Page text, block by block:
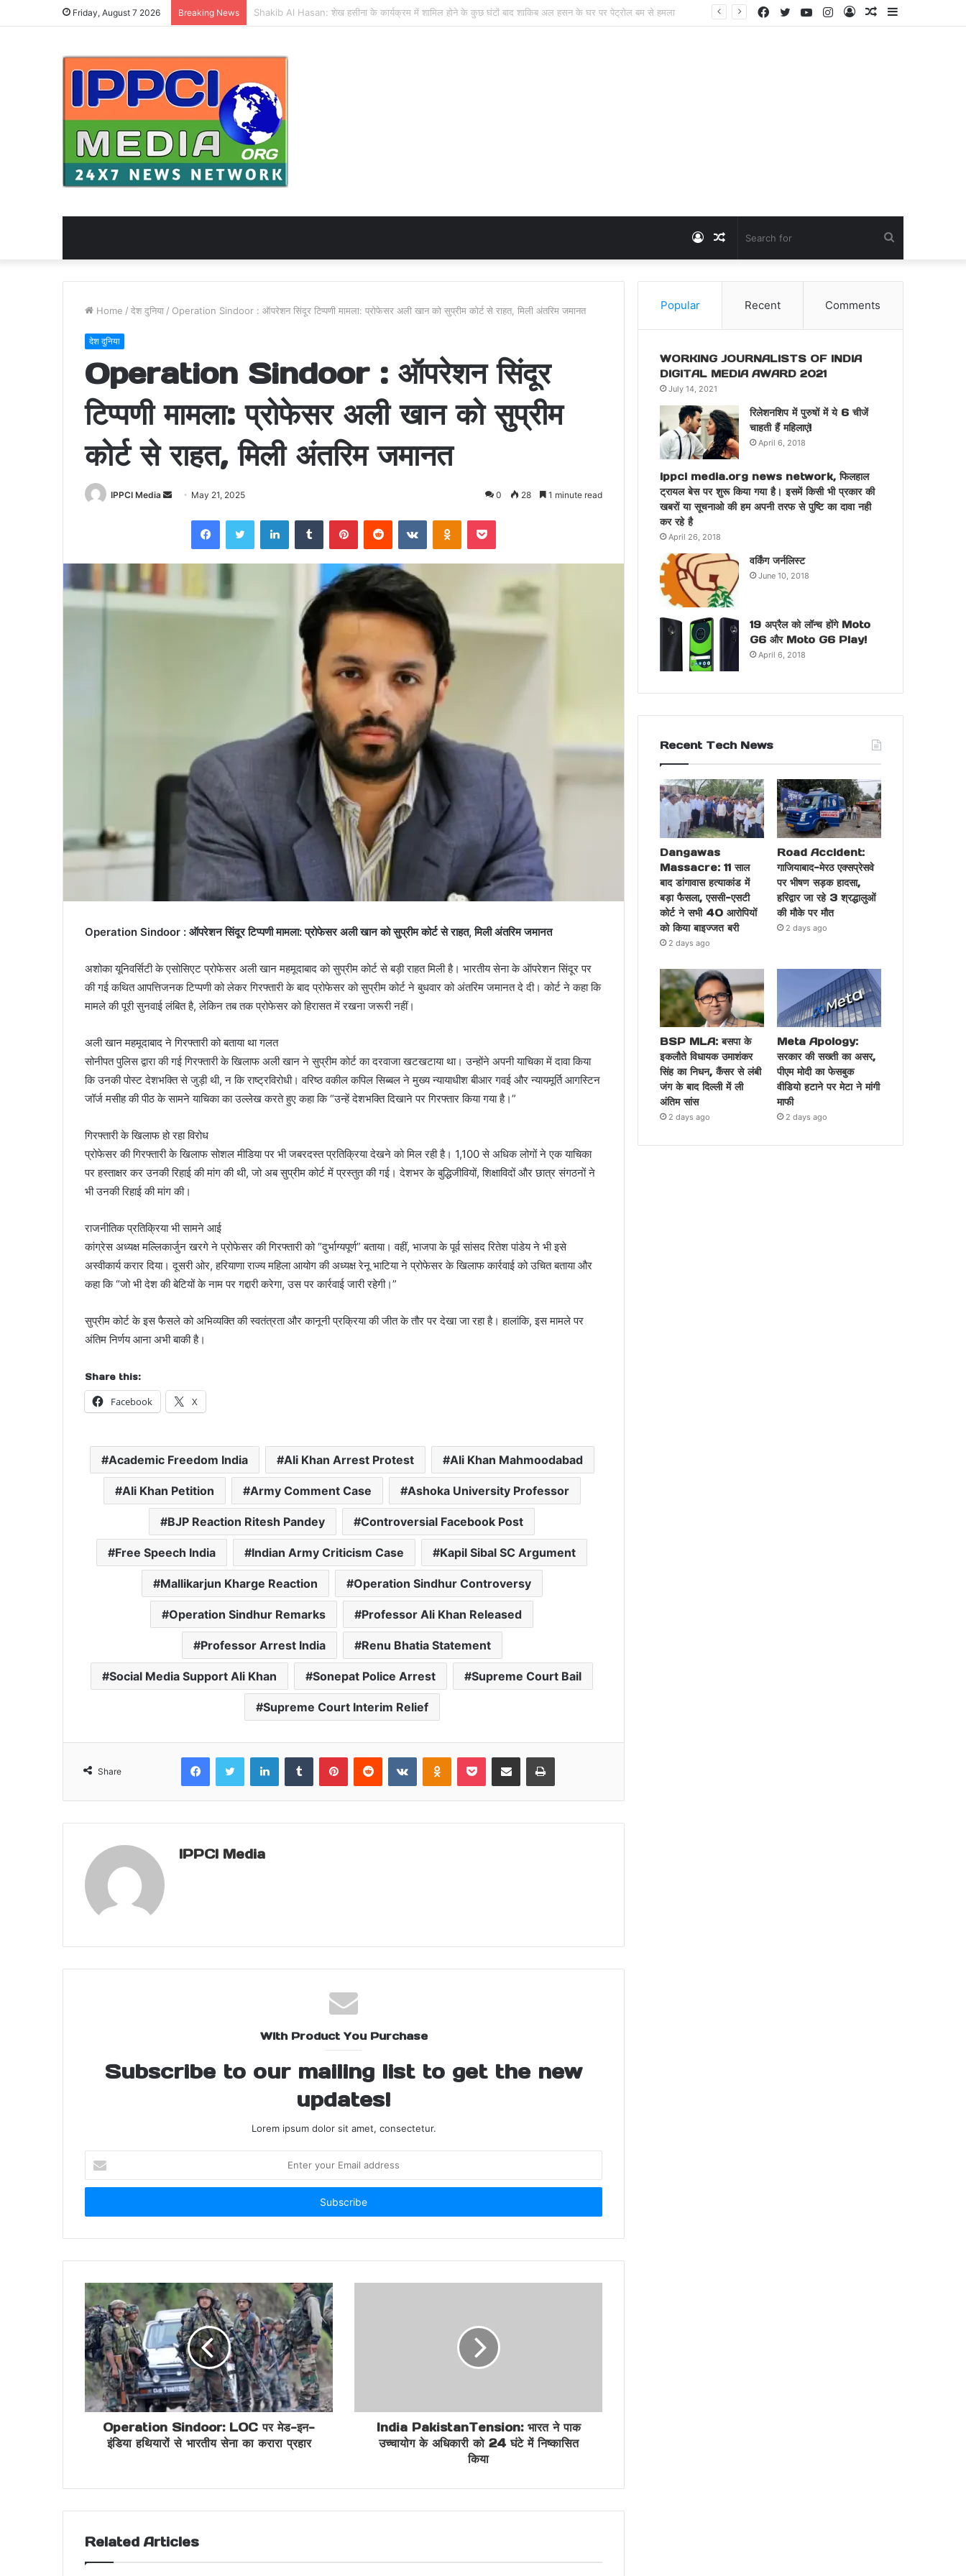
Friday, August 7 2026 Breaking News Sidebar
Random
Log
Instagram
YouTube
Twitter
Facebook
for
Random
Article
Log
In
Home / देश दुनिया / Operation Sindoor : ऑपरेशन सिंदूर टिप्पणी मामला: प्रोफेसर अली खान को सुप्रीम कोर्ट से राहत, मिली अंतरिम जमानत
देश दुनिया
Operation Sindoor : ऑपरेशन सिंदूर
टिप्पणी मामला: प्रोफेसर अली खान को सुप्रीम
कोर्ट से राहत, मिली अंतरिम जमानत
IPPCI Media
Send May 21, 2025 0 28 1 minute read
FacebookTwitter LinkedInTumblr PinterestReddit VKontakteOdnoklassniki
Pocket
Operation Sindoor : ऑपरेशन सिंदूर टिप्पणी मामला: प्रोफेसर अली खान को सुप्रीम कोर्ट से राहत, मिली अंतरिम जमानत
अशोका यूनिवर्सिटी के एसोसिएट प्रोफेसर अली खान महमूदाबाद को सुप्रीम कोर्ट से बड़ी राहत मिली है। भारतीय सेना के ऑपरेशन सिंदूर पर
की गई कथित आपत्तिजनक टिप्पणी को लेकर गिरफ्तारी के बाद प्रोफेसर को सुप्रीम कोर्ट ने बुधवार को अंतरिम जमानत दे दी। कोर्ट ने कहा कि
मामले की पूरी सुनवाई लंबित है, लेकिन तब तक प्रोफेसर को हिरासत में रखना जरूरी नहीं।
अली खान महमूदाबाद ने गिरफ्तारी को बताया था गलत
सोनीपत पुलिस द्वारा की गई गिरफ्तारी के खिलाफ अली खान ने सुप्रीम कोर्ट का दरवाजा खटखटाया था। उन्होंने अपनी याचिका में दावा किया
कि उनकी पोस्ट देशभक्ति से जुड़ी थी, न कि राष्ट्रविरोधी। वरिष्ठ वकील कपिल सिब्बल ने मुख्य न्यायाधीश बीआर गवई और न्यायमूर्ति आगस्टिन
जॉर्ज मसीह की पीठ के सामने याचिका का उल्लेख करते हुए कहा कि “उन्हें देशभक्ति दिखाने पर गिरफ्तार किया गया है।”
गिरफ्तारी के खिलाफ हो रहा विरोध
प्रोफेसर की गिरफ्तारी के खिलाफ सोशल मीडिया पर भी जबरदस्त प्रतिक्रिया देखने को मिल रही है। 1,100 से अधिक लोगों ने एक याचिका
पर हस्ताक्षर कर उनकी रिहाई की मांग की थी, जो अब सुप्रीम कोर्ट में प्रस्तुत की गई। देशभर के बुद्धिजीवियों, शिक्षाविदों और छात्र संगठनों ने
भी उनकी रिहाई की मांग की।
राजनीतिक प्रतिक्रिया भी सामने आई
कांग्रेस अध्यक्ष मल्लिकार्जुन खरगे ने प्रोफेसर की गिरफ्तारी को “दुर्भाग्यपूर्ण” बताया। वहीं, भाजपा के पूर्व सांसद रितेश पांडेय ने भी इसे
अस्वीकार्य करार दिया। दूसरी ओर, हरियाणा राज्य महिला आयोग की अध्यक्ष रेनू भाटिया ने प्रोफेसर के खिलाफ कार्रवाई को उचित बताया और
कहा कि “जो भी देश की बेटियों के नाम पर गद्दारी करेगा, उस पर कार्रवाई जारी रहेगी।”
सुप्रीम कोर्ट के इस फैसले को अभिव्यक्ति की स्वतंत्रता और कानूनी प्रक्रिया की जीत के तौर पर देखा जा रहा है। हालांकि, इस मामले पर
अंतिम निर्णय आना अभी बाकी है।
Share this:
Facebook X
Academic Freedom India Ali Khan Arrest Protest Ali Khan Mahmoodabad
Ali Khan Petition Army Comment Case Ashoka University Professor
BJP Reaction Ritesh Pandey Controversial Facebook Post
Free Speech India Indian Army Criticism Case Kapil Sibal SC Argument
Mallikarjun Kharge Reaction Operation Sindhur Controversy
Operation Sindhur Remarks Professor Ali Khan Released
Professor Arrest India Renu Bhatia Statement
Social Media Support Ali Khan Sonepat Police Arrest Supreme Court Bail
Supreme Court Interim Relief
Share
FacebookTwitter LinkedInTumblr PinterestReddit VKontakteOdnoklassniki
Pocket Share via Email Print
IPPCI Media
With Product You Purchase
Subscribe to our mailing list to get the new
updates!
Lorem ipsum dolor sit amet, consectetur.
your
Email
Operation Sindoor: LOC पर मेड-इन-
इंडिया हथियारों से भारतीय सेना का करारा प्रहार
India PakistanTension: भारत ने पाक
उच्चायोग के अधिकारी को 24 घंटे में निष्कासित
किया
Related Articles
Popular Recent Comments
WORKING JOURNALISTS OF INDIA
DIGITAL MEDIA AWARD 2021
July 14, 2021
रिलेशनशिप में पुरुषों में ये 6 चीजें
चाहती हैं महिलाएं!
April 6, 2018
ippci media.org news network, फिलहाल
ट्रायल बेस पर शुरू किया गया है। इसमें किसी भी प्रकार की
खबरों या सूचनाओ की हम अपनी तरफ से पुष्टि का दावा नही
कर रहे है
April 26, 2018
वर्किंग जर्नलिस्ट
June 10, 2018
19 अप्रैल को लॉन्च होंगे Moto
G6 और Moto G6 Play!
April 6, 2018
Recent Tech News
Dangawas
Massacre: 11 साल
बाद डांगावास हत्याकांड में
बड़ा फैसला, एससी-एसटी
कोर्ट ने सभी 40 आरोपियों
को किया बाइज्जत बरी
2 days ago
Road Accident:
गाजियाबाद-मेरठ एक्सप्रेसवे
पर भीषण सड़क हादसा,
हरिद्वार जा रहे 3 श्रद्धालुओं
की मौके पर मौत
2 days ago
BSP MLA: बसपा के
इकलौते विधायक उमाशंकर
सिंह का निधन, कैंसर से लंबी
जंग के बाद दिल्ली में ली
अंतिम सांस
2 days ago
Meta Apology:
सरकार की सख्ती का असर,
पीएम मोदी का फेसबुक
वीडियो हटाने पर मेटा ने मांगी
माफी
2 days ago